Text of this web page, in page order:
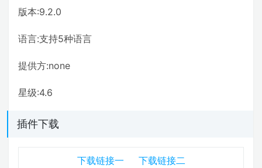
版本:9.2.0
语言:支持5种语言
提供方:none
星级:4.6
插件下载
下载链接一 下载链接二